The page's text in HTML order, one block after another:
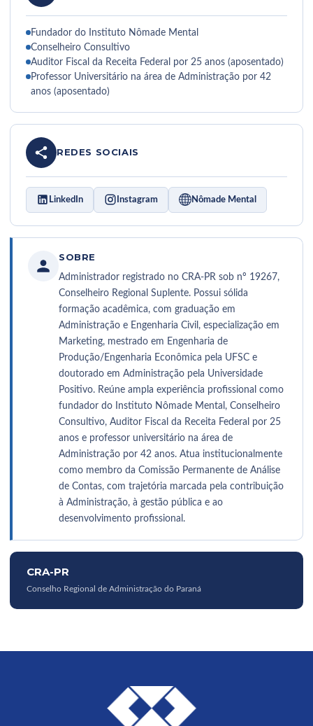
Fundador do Instituto Nômade Mental
Conselheiro Consultivo
Auditor Fiscal da Receita Federal por 25 anos (aposentado)
Professor Universitário na área de Administração por 42
anos (aposentado)
REDES SOCIAIS
LinkedIn Instagram Nômade Mental
SOBRE
Administrador registrado no CRA-PR sob nº 19267,
Conselheiro Regional Suplente. Possui sólida
formação acadêmica, com graduação em
Administração e Engenharia Civil, especialização em
Marketing, mestrado em Engenharia de
Produção/Engenharia Econômica pela UFSC e
doutorado em Administração pela Universidade
Positivo. Reúne ampla experiência profissional como
fundador do Instituto Nômade Mental, Conselheiro
Consultivo, Auditor Fiscal da Receita Federal por 25
anos e professor universitário na área de
Administração por 42 anos. Atua institucionalmente
como membro da Comissão Permanente de Análise
de Contas, com trajetória marcada pela contribuição
à Administração, à gestão pública e ao
desenvolvimento profissional.
CRA-PR
Conselho Regional de Administração do Paraná